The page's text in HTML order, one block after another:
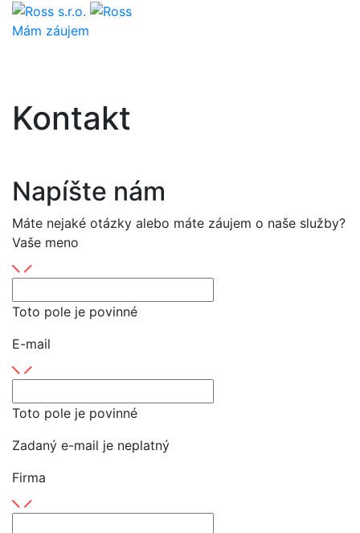
Mám záujem
Kontakt
Napíšte nám
Máte nejaké otázky alebo máte záujem o naše služby?
Vaše meno
Toto pole je povinné
E-mail
Toto pole je povinné
Zadaný e-mail je neplatný
Firma